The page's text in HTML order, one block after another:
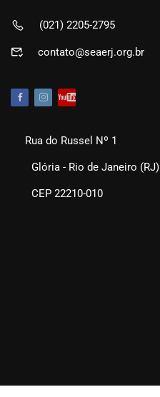
(021) 2205-2795
contato@seaerj.org.br
Rua do Russel Nº 1
Glória - Rio de Janeiro (RJ)
CEP 22210-010